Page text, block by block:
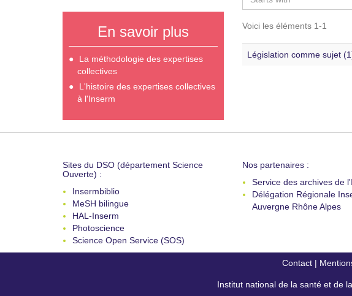
En savoir plus
La méthodologie des expertises
collectives
L'histoire des expertises collectives
à l'Inserm
Voici les éléments 1-1
Législation comme sujet
Sites du DSO (département Science
Ouverte) :
Insermbiblio
MeSH bilingue
HAL-Inserm
Photoscience
Science Open Service (SOS)
Nos partenaires :
Service des archives de
Délégation Régionale
Auvergne Rhône Alpes
Contact|
Institut national de la santé et de